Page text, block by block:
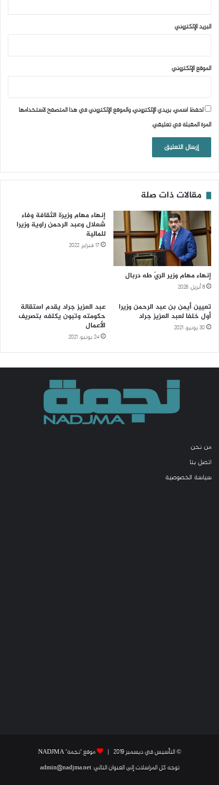
البريد الإلكتروني
الموقع الإلكتروني
احفظ اسمي، بريدي الإلكتروني، والموقع الإلكتروني في هذا المتصفح لاستخدامها
المرة المقبلة في تعليقي.
مقالات ذات صلة
إنهاء مهام وزير الريّ طه دربال
8 أبريل، 2026
إنهاء مهام وزيرة الثقافة وفاء
شعلال وعبد الرحمن راوية وزيرا
للمالية
17 فبراير، 2022
تعيين أيمن بن عبد الرحمن وزيرا
أول خلفا لعبد العزيز جراد
30 يونيو، 2021
عبد العزيز جراد يقدم استقالة
حكومته وتبون يكلفه بتصريف
الأعمال
24 يونيو، 2021
من نحن
اتصل بنا
سياسة الخصوصية
© التأسيس في ديسمبر 2019 |
موقع "نجمة" NADJMA
توجه كل المراسلات إلى العنوان التالي: admin@nadjma.net